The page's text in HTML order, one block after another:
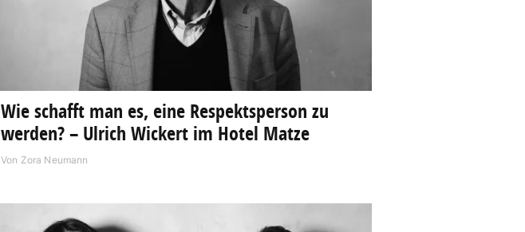
Wie schafft man es, eine Respektsperson zu
werden? – Ulrich Wickert im Hotel Matze
Von Zora Neumann